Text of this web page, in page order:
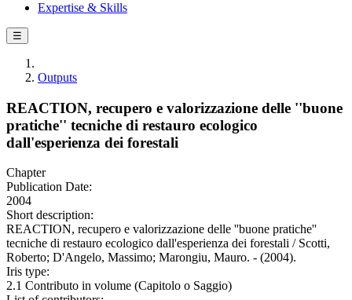
Expertise & Skills
☰
Outputs
REACTION, recupero e valorizzazione delle ''buone
pratiche'' tecniche di restauro ecologico
dall'esperienza dei forestali
Chapter
Publication Date:
2004
Short description:
REACTION, recupero e valorizzazione delle ''buone pratiche''
tecniche di restauro ecologico dall'esperienza dei forestali / Scotti,
Roberto; D'Angelo, Massimo; Marongiu, Mauro. - (2004).
Iris type:
2.1 Contributo in volume (Capitolo o Saggio)